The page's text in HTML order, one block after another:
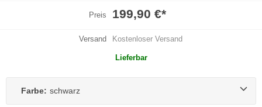
Preis 199,90 €*
Versand Kostenloser Versand
Lieferbar
Farbe: schwarz